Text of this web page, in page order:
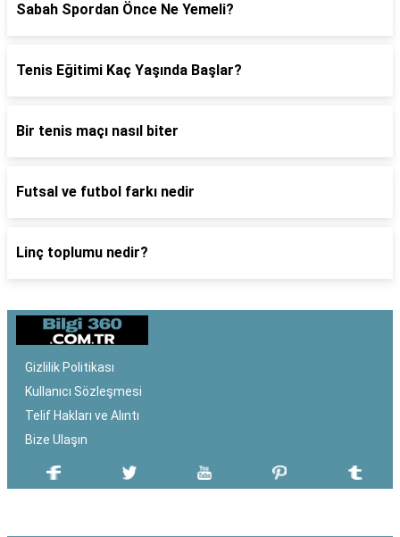
Sabah Spordan Önce Ne Yemeli?
Tenis Eğitimi Kaç Yaşında Başlar?
Bir tenis maçı nasıl biter
Futsal ve futbol farkı nedir
Linç toplumu nedir?
Gizlilik Politikası
Kullanıcı Sözleşmesi
Telif Hakları ve Alıntı
Bize Ulaşın